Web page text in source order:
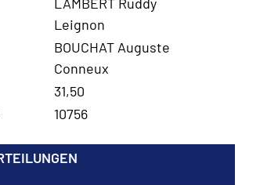
Leignon
BOUCHAT Auguste
Conneux
31,50
10756